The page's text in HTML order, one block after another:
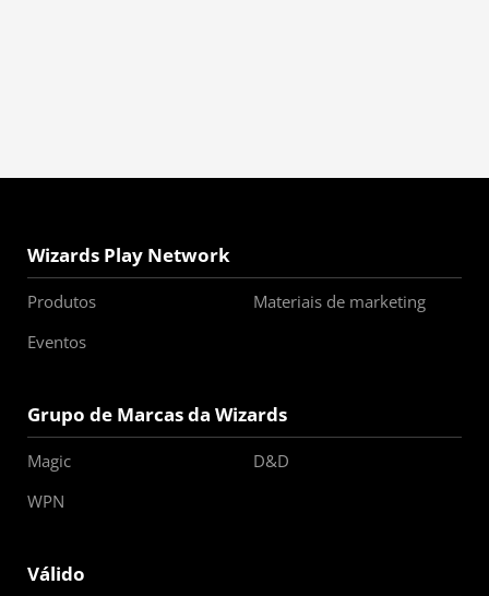
Wizards Play Network
Produtos
Materiais de marketing
Eventos
Grupo de Marcas da Wizards
Magic
D&D
WPN
Válido